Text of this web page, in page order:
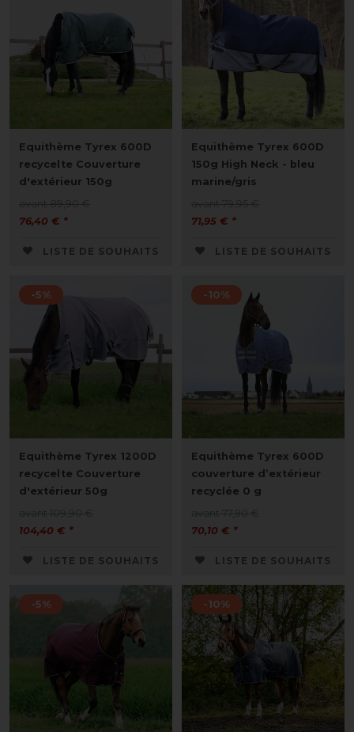
Equithème Tyrex 600D
recycelte Couverture
d'extérieur 150g
76,40 € *
LISTE DE SOUHAITS
Equithème Tyrex 600D
150g High Neck - bleu
marine/gris
71,95 € *
LISTE DE SOUHAITS
-5%
Equithème Tyrex 1200D
recycelte Couverture
d'extérieur 50g
104,40 € *
LISTE DE SOUHAITS
-10%
Equithème Tyrex 600D
couverture d’extérieur
recyclée 0 g
70,10 € *
LISTE DE SOUHAITS
-5% -10%